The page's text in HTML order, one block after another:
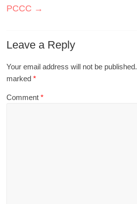
PCCC →
Leave a Reply
Your email address will not be published.
marked*
Comment*